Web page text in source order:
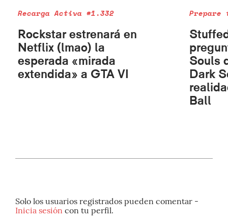
Recarga Activa #1.332
Rockstar estrenará en
Netflix (lmao) la
esperada «mirada
extendida» a GTA VI
Souls
Dark
Ball
Solo los usuarios registrados pueden comentar -
Inicia sesión con tu perfil.